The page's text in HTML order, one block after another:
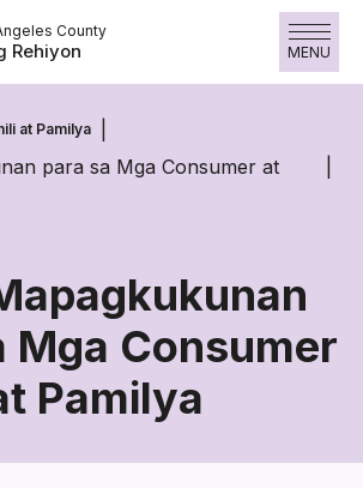
County
Rehiyon MENU
at Pamilya
para sa Mga Consumer at
Mga Consumer
Pamilya
Mga
Mapagkukunan
para